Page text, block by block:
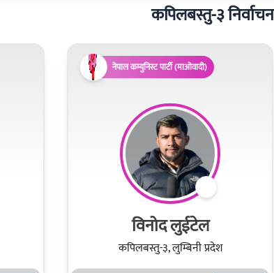
कपिलबस्तु-३
नेपाल कम्युनिस्ट पार्टी (माओवादी)
विनोद लुईटेल
कपिलबस्तु-३, लुम्बिनी प्रदेश